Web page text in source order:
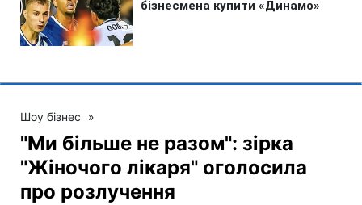
Шоу бізнес »
"Ми більше не разом": зірка
"Жіночого лікаря" оголосила
про розлучення